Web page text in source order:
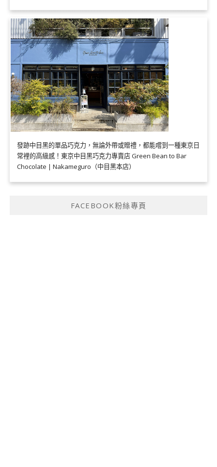
發跡中目黑的單品巧克力，無論外帶或贈禮，都能嚐到一種東京日
常裡的高級感！東京中目黑巧克力專賣店 Green Bean to Bar
Chocolate | Nakameguro（中目黑本店）
FACEBOOK粉絲專頁